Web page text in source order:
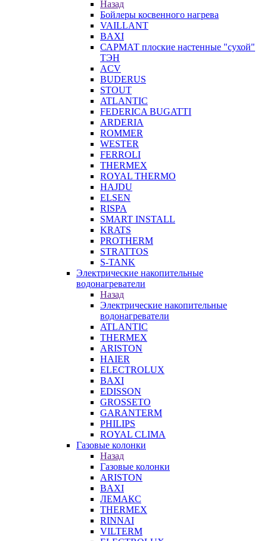
Назад
Бойлеры косвенного нагрева
VAILLANT
BAXI
САРМАТ плоские настенные "сухой"
ТЭН
ACV
BUDERUS
STOUT
ATLANTIC
FEDERICA BUGATTI
ARDERIA
ROMMER
WESTER
FERROLI
THERMEX
ROYAL THERMO
HAJDU
ELSEN
RISPA
SMART INSTALL
KRATS
PROTHERM
STRATTOS
S-TANK
Электрические накопительные
водонагреватели
Назад
Электрические накопительные
водонагреватели
ATLANTIC
THERMEX
ARISTON
HAIER
ELECTROLUX
BAXI
EDISSON
GROSSETO
GARANTERM
PHILIPS
ROYAL CLIMA
Газовые колонки
Назад
Газовые колонки
ARISTON
BAXI
ЛЕМАКС
THERMEX
RINNAI
VILTERM